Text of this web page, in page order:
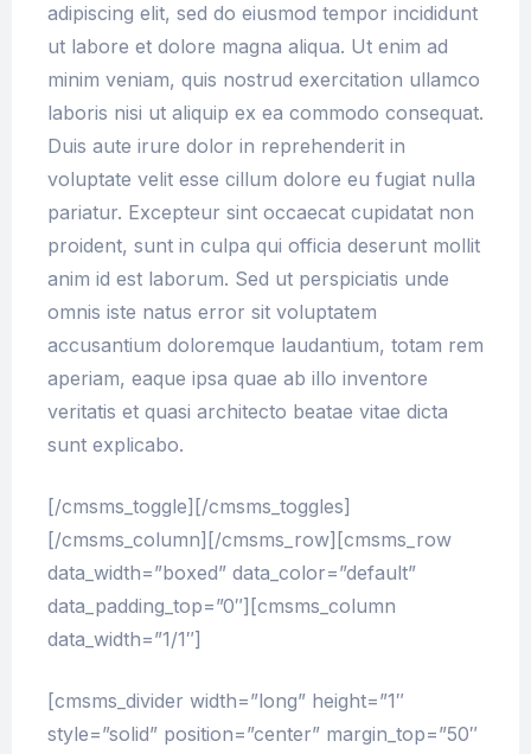
adipiscing elit, sed do eiusmod tempor incididunt
ut labore et dolore magna aliqua. Ut enim ad
minim veniam, quis nostrud exercitation ullamco
laboris nisi ut aliquip ex ea commodo consequat.
Duis aute irure dolor in reprehenderit in
voluptate velit esse cillum dolore eu fugiat nulla
pariatur. Excepteur sint occaecat cupidatat non
proident, sunt in culpa qui officia deserunt mollit
anim id est laborum. Sed ut perspiciatis unde
omnis iste natus error sit voluptatem
accusantium doloremque laudantium, totam rem
aperiam, eaque ipsa quae ab illo inventore
veritatis et quasi architecto beatae vitae dicta
sunt explicabo.
[/cmsms_toggle][/cmsms_toggles]
[/cmsms_column][/cmsms_row][cmsms_row
data_width=”boxed” data_color=”default”
data_padding_top=”0″][cmsms_column
data_width=”1/1″]
[cmsms_divider width=”long” height=”1″
style=”solid” position=”center” margin_top=”50″